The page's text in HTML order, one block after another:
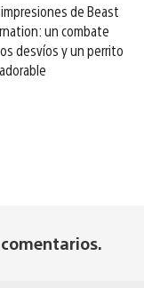
de Beast
un combate
desvíos y un perrito